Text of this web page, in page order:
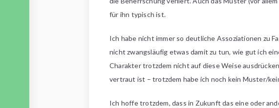
für ihn typisch ist.
Ich habe nicht immer so deutliche Assoziationen zu
nicht zwangsläufig etwas damit zu tun, wie gut ich
Charakter trotzdem nicht auf diese Weise
vertraut ist – trotzdem habe ich noch kein Muster/
Ich hoffe trotzdem, dass in Zukunft das eine oder